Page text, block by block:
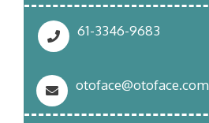
61-3346-9683
otoface@otoface.com